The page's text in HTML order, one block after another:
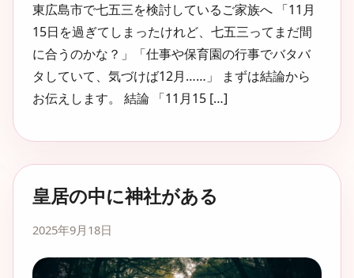
東広島市で七五三を検討しているご家族へ 「11月
15日を過ぎてしまったけれど、七五三ってまだ間
に合うのかな？」「仕事や保育園の行事でバタバ
タしていて、気づけば12月……」 まずは結論から
お伝えします。 結論 「11月15 […]
皇居の中に神社がある
2025年9月18日